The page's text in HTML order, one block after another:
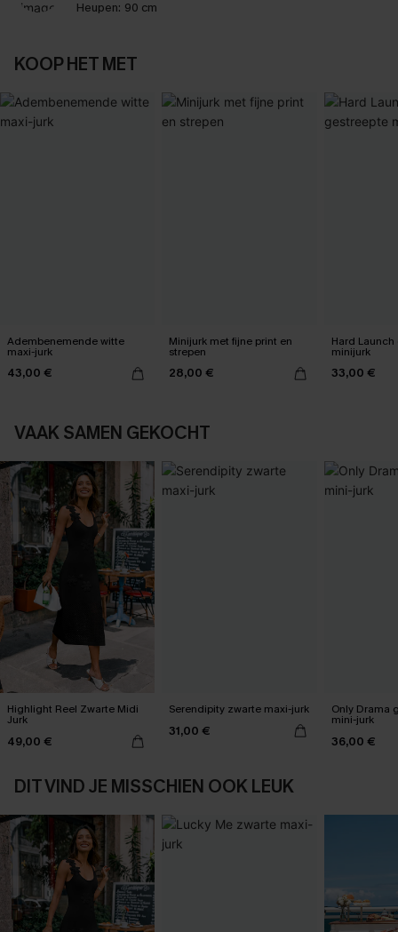
Heupen: 90 cm
KOOP HET MET
Adembenemende witte
maxi-jurk
43,00 €
Minijurk met fijne print en
strepen
28,00 €
Hard
minijurk
33,00 €
VAAK SAMEN GEKOCHT
Highlight Reel Zwarte Midi
Jurk
49,00 €
Serendipity zwarte maxi-jurk
31,00 €
Only Drama
mini-jurk
36,00 €
DIT VIND JE MISSCHIEN OOK LEUK